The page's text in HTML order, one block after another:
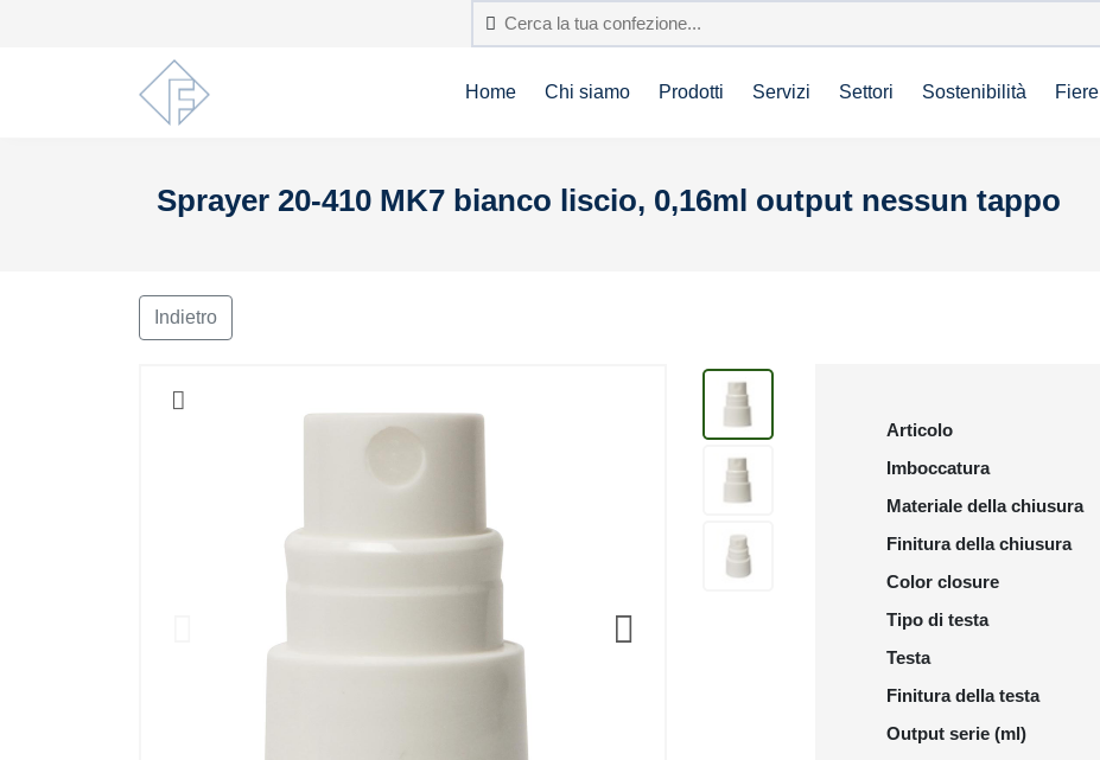
Home Chi siamo Prodotti Servizi Settori Sostenibilità Fiere
Sprayer 20-410 MK7 bianco liscio, 0,16ml output nessun tappo
Indietro
Articolo
Imboccatura
Materiale della chiusura
Finitura della chiusura
Color closure
Tipo di testa
Testa
Finitura della testa
Output serie (ml)